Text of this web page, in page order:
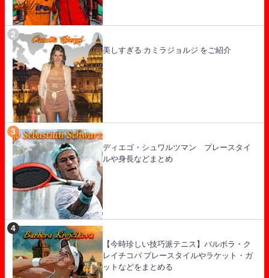
美しすぎる カミラジョルジ をご紹介
ディエゴ・シュワルツマン プレースタイ
ルや身長などまとめ
【今時珍しい技巧派テニス】バルボラ・ク
レイチコバ プレースタイルやラケット・ガ
ットなどをまとめる